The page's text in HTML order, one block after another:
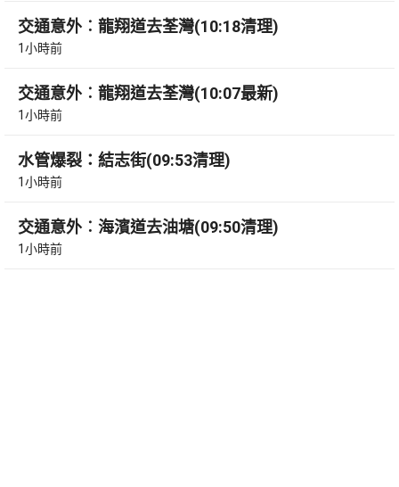
交通意外︰龍翔道去荃灣(10:18清理)
1小時前
交通意外︰龍翔道去荃灣(10:07最新)
1小時前
水管爆裂：結志街(09:53清理)
1小時前
交通意外︰海濱道去油塘(09:50清理)
1小時前